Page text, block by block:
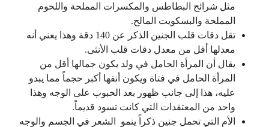
مثل شرائح البطاطس والمكسرات المملحة واللحوم
المملحة والبسكويت المالح.
تقل دقات قلب الجنين الذكر عن 140 دقة وهذا يعني أنه
معدلها أقل من معدل دقات قلب الأنثى.
يقال أن المرأة الحامل في ولد يكون جمالها أقل من
المرأة الحامل في فتاة ويكون أنفها أكبر حجماً مما يبدو
عليه، هذا إلى جانب ظهور بعد الحبوب على الوجه وهذا
واحد من المعتقدات التي كانت تسود قديماً.
الأم التي تحمل جنين ذكراً ينمو الشعر في الجسم والوجه